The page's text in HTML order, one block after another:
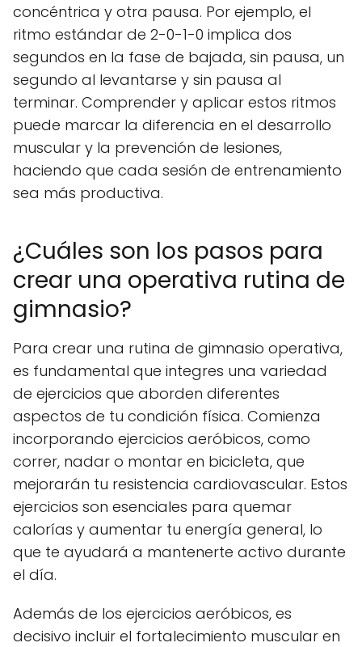
concéntrica y otra pausa. Por ejemplo, el
ritmo estándar de 2-0-1-0 implica dos
segundos en la fase de bajada, sin pausa, un
segundo al levantarse y sin pausa al
terminar. Comprender y aplicar estos ritmos
puede marcar la diferencia en el desarrollo
muscular y la prevención de lesiones,
haciendo que cada sesión de entrenamiento
sea más productiva.
¿Cuáles son los pasos para
crear una operativa rutina de
gimnasio?
Para crear una rutina de gimnasio operativa,
es fundamental que integres una variedad
de ejercicios que aborden diferentes
aspectos de tu condición física. Comienza
incorporando ejercicios aeróbicos, como
correr, nadar o montar en bicicleta, que
mejorarán tu resistencia cardiovascular. Estos
ejercicios son esenciales para quemar
calorías y aumentar tu energía general, lo
que te ayudará a mantenerte activo durante
el día.
Además de los ejercicios aeróbicos, es
decisivo incluir el fortalecimiento muscular en